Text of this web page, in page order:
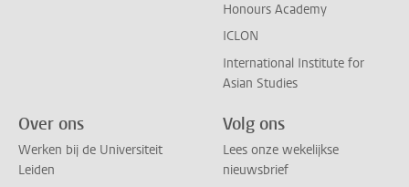
Honours Academy
ICLON
International Institute for
Asian Studies
Over ons
Werken bij de Universiteit
Leiden
Volg ons
Lees onze wekelijkse
nieuwsbrief